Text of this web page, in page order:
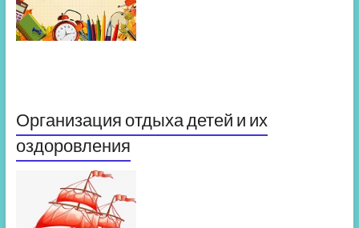
Организация отдыха детей и их
оздоровления